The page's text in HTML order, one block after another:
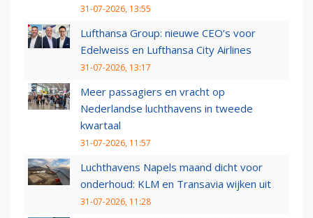
31-07-2026, 13:55
Lufthansa Group: nieuwe CEO’s voor
Edelweiss en Lufthansa City Airlines
31-07-2026, 13:17
Meer passagiers en vracht op
Nederlandse luchthavens in tweede
kwartaal
31-07-2026, 11:57
Luchthavens Napels maand dicht voor
onderhoud: KLM en Transavia wijken uit
31-07-2026, 11:28